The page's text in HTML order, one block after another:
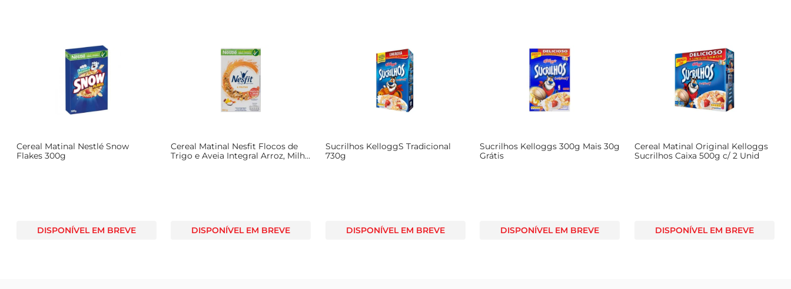
Cereal Matinal Nestlé Snow
Flakes 300g
DISPONÍVEL EM BREVE
Cereal Matinal Nesfit Flocos de
Trigo e Aveia Integral Arroz, Milho
DISPONÍVEL EM BREVE
Sucrilhos KelloggS Tradicional
730g
DISPONÍVEL EM BREVE
Sucrilhos Kelloggs 300g Mais 30g
Grátis
DISPONÍVEL EM BREVE
Cereal Matinal Original Kelloggs
Sucrilhos Caixa 500g c/ 2 Unid
DISPONÍVEL EM BREVE